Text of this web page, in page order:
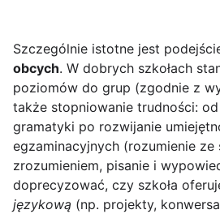
Szczególnie istotne jest
obcych. W dobrych szkołach
poziomów do grup (zgodnie z
także stopniowanie trudności: od
gramatyki po rozwijanie
egzaminacyjnych (rozumienie ze
zrozumieniem, pisanie i
doprecyzować, czy szkoła
językową (np. projekty,